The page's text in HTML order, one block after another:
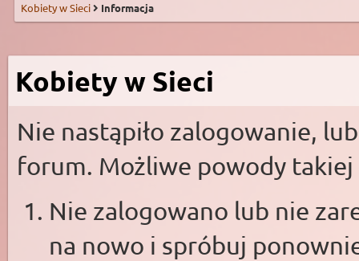
Kobiety w Sieci Informacja
Kobiety w Sieci
Nie nastąpiło zalogowanie,
forum. Możliwe powody takiej
Nie zalogowano lub nie
na nowo i spróbuj